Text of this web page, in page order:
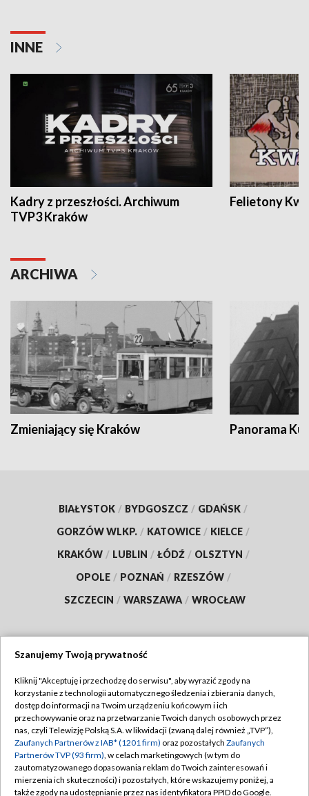
INNE
Kadry z przeszłości. Archiwum
TVP3 Kraków
Felietony
ARCHIWA
Zmieniający się Kraków Panorama
BIAŁYSTOK / BYDGOSZCZ / GDAŃSK /
GORZÓW WLKP. / KATOWICE / KIELCE /
KRAKÓW / LUBLIN / ŁÓDŹ / OLSZTYN /
OPOLE / POZNAŃ / RZESZÓW /
SZCZECIN / WARSZAWA / WROCŁAW
TVP
Abonament TVP
Emisja w TVP
Centrum informacji TVP
Naziemna Telewizja Cyfrowa
Regulamin TVP
Polityka prywatności
Moje zgody
Pomoc
Szanujemy Twoją prywatność
Kliknij "Akceptuję i przechodzę do serwisu", aby wyrazić zgody na
korzystanie z technologii automatycznego śledzenia i zbierania danych,
dostęp do informacji na Twoim urządzeniu końcowym i ich
przechowywanie oraz na przetwarzanie Twoich danych osobowych przez
nas, czyli Telewizję Polską S.A. w likwidacji (zwaną dalej również „TVP”),
Zaufanych Partnerów z IAB* (1201 firm) oraz pozostałych Zaufanych
Partnerów TVP (93 firm), w celach marketingowych (w tym do
zautomatyzowanego dopasowania reklam do Twoich zainteresowań i
mierzenia ich skuteczności) i pozostałych, które wskazujemy poniżej, a
także zgody na udostępnianie przez nas identyfikatora PPID do Google.